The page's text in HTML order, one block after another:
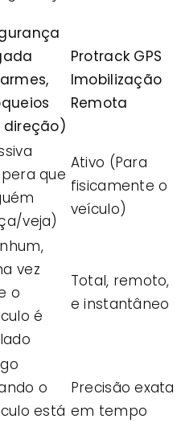
direção)
Protrack GPS
Imobilização
Remota
que
veja)
Ativo (Para
fisicamente o
veículo)
vez
o
é
Total, remoto,
e instantâneo
o
está
Precisão exata
em tempo